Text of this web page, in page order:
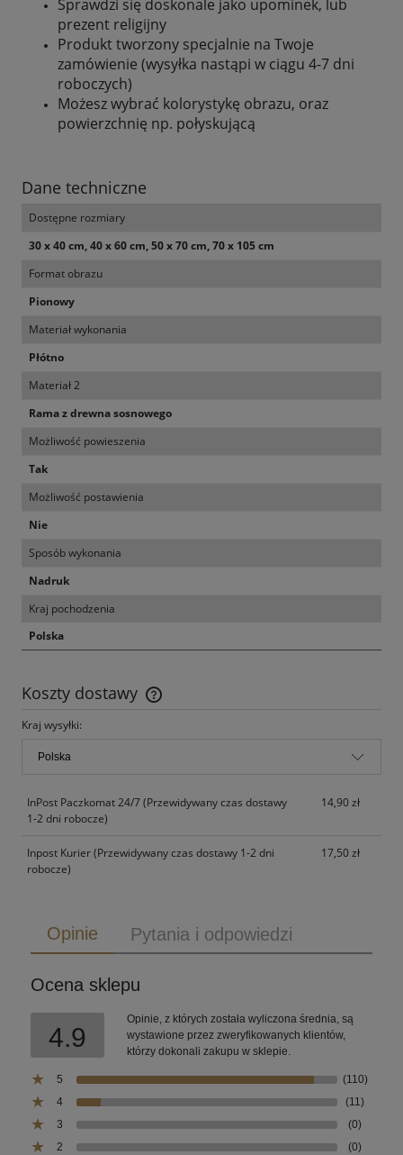
Sprawdzi się doskonale jako upominek, lub
prezent religijny
Produkt tworzony specjalnie na Twoje
zamówienie (wysyłka nastąpi w ciągu 4-7 dni
roboczych)
Możesz wybrać kolorystykę obrazu, oraz
powierzchnię np. połyskującą
Dane techniczne
Dostępne rozmiary
30 x 40 cm, 40 x 60 cm, 50 x 70 cm, 70 x 105 cm
Format obrazu
Pionowy
Materiał wykonania
Płótno
Materiał 2
Rama z drewna sosnowego
Możliwość powieszenia
Tak
Możliwość postawienia
Nie
Sposób wykonania
Nadruk
Kraj pochodzenia
Polska
Koszty dostawy
Cena nie zawiera ewentualnych kosztów płatności
Kraj wysyłki:
InPost Paczkomat 24/7(Przewidywany czas dostawy
1-2 dni robocze)
14,90 zł
Inpost Kurier(Przewidywany czas dostawy 1-2 dni
robocze)
17,50 zł
Opinie Pytania i odpowiedzi
Ocena sklepu
4.9
Opinie, z których została wyliczona średnia, są
wystawione przez zweryfikowanych klientów,
którzy dokonali zakupu w sklepie.
5
(110)
4
(11)
3
(0)
2
(0)